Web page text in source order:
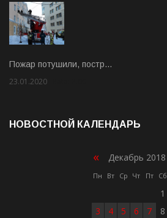
Пожар потушили, постр…
23.01.2020
НОВОСТНОЙ КАЛЕНДАРЬ
« Декабрь 2018
Пн Вт Ср Чт Пт Сб
1
3
4 5 6 7 8